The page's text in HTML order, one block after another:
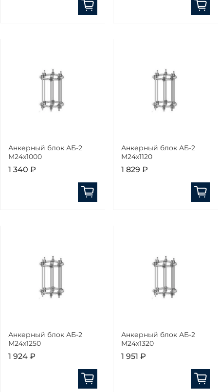
Анкерный блок АБ-2
М24х1000
1 340 ₽
Анкерный блок АБ-2
М24х1120
1 829 ₽
Анкерный блок АБ-2
М24х1250
1 924 ₽
Анкерный блок АБ-2
М24х1320
1 951 ₽